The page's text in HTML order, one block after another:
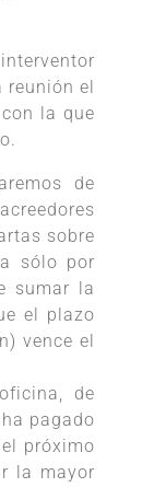
el
la que
de
sobre
sólo por
sumar la
el plazo
vence el
de
pagado
próximo
la mayor